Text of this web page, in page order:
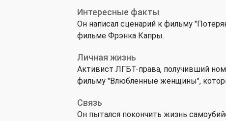
Интересные факты
Он написал сценарий к фильму
фильме Фрэнка Капры.
Личная жизнь
Активист ЛГБТ-права, получивший
фильму "Влюбленные женщины",
Связь
Он пытался покончить жизнь